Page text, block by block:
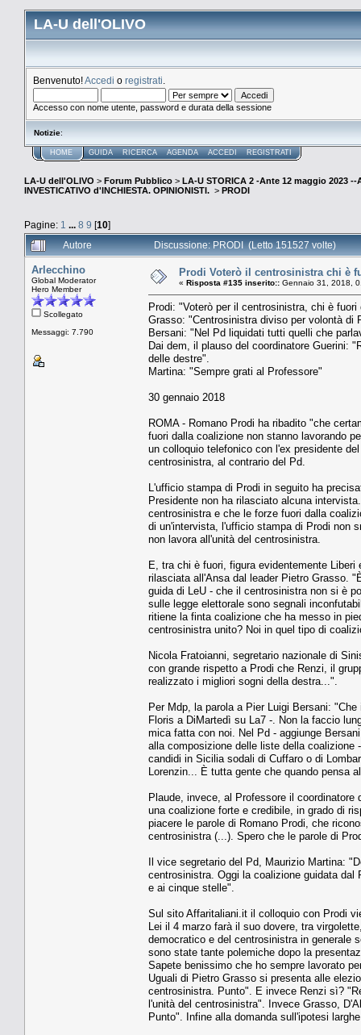
LA-U dell'OLIVO
Benvenuto!Accedi o registrati
Accesso con nome utente, password e durata della sessione
Notizie:
HOME GUIDA RICERCA AGENDA ACCEDI REGISTRATI
LA-U dell'OLIVO > Forum Pubblico > LA-U STORICA 2 -Ante 12 maggio 2023 --
INVESTICATIVO d'INCHIESTA. OPINIONISTI. > PRODI
Pagine: 1 ... 8 9 [10]
Autore
Discussione: PRODI (Letto 151527 volte)
Arlecchino
Global Moderator
Hero Member
Scollegato
Messaggi: 7.790
Prodi Voterò il centrosinistra chi è
« Risposta #135 inserito:: Gennaio 31, 2018,
Prodi: "Voterò per il centrosinistra, chi è
Grasso: "Centrosinistra diviso per volontà di
Bersani: "Nel Pd liquidati tutti quelli che
Dai dem, il plauso del coordinatore Guerini:
delle destre".
Martina: "Sempre grati al Professore"
30 gennaio 2018
ROMA - Romano Prodi ha ribadito "che
fuori dalla coalizione non stanno lavorando
un colloquio telefonico con l'ex presidente
centrosinistra, al contrario del Pd.
L'ufficio stampa di Prodi in seguito ha
Presidente non ha rilasciato alcuna
centrosinistra e che le forze fuori dalla
di un'intervista, l'ufficio stampa di Prodi non
non lavora all'unità del centrosinistra.
E, tra chi è fuori, figura evidentemente
rilasciata all'Ansa dal leader Pietro Grasso.
guida di LeU - che il centrosinistra non si è
sulle legge elettorale sono segnali
ritiene la finta coalizione che ha messo in
centrosinistra unito? Noi in quel tipo di
Nicola Fratoianni, segretario nazionale di
con grande rispetto a Prodi che Renzi, il
realizzato i migliori sogni della destra...".
Per Mdp, la parola a Pier Luigi Bersani:
Floris a DiMartedì su La7 -. Non la faccio
mica fatta con noi. Nel Pd - aggiunge
alla composizione delle liste della coalizione
candidi in Sicilia sodali di Cuffaro o di
Lorenzin... È tutta gente che quando pensa
Plaude, invece, al Professore il
una coalizione forte e credibile, in grado di
piacere le parole di Romano Prodi, che
centrosinistra (...). Spero che le parole di
Il vice segretario del Pd, Maurizio Martina:
centrosinistra. Oggi la coalizione guidata
e ai cinque stelle".
Sul sito Affaritaliani.it il colloquio con Prodi
Lei il 4 marzo farà il suo dovere, tra
democratico e del centrosinistra in generale
sono state tante polemiche dopo la
Sapete benissimo che ho sempre lavorato
Uguali di Pietro Grasso si presenta alle
centrosinistra. Punto". E invece Renzi sì?
l'unità del centrosinistra". Invece Grasso,
Punto". Infine alla domanda sull'ipotesi